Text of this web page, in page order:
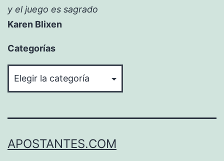
y el juego es sagrado
Karen Blixen
Categorías
APOSTANTES.COM